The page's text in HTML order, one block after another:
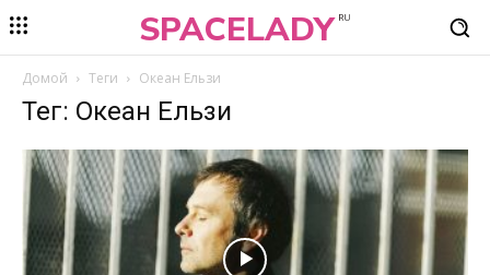
SPACELADY RU
Домой Теги Океан Ельзи
Тег: Океан Ельзи